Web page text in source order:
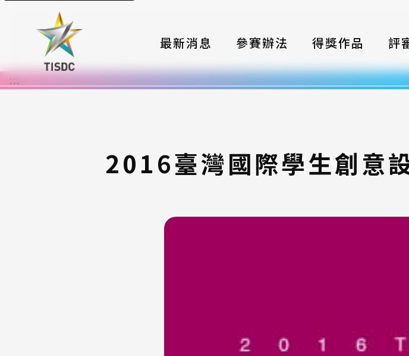
最新消息 參賽辦法
大賽組織
報名格式
簡章與年鑑
得獎作品 評
:::
2016臺灣國際學生創意